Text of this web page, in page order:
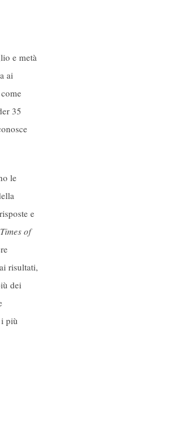
e metà
ai
35
le
e
Times of
risultati,
dei
più